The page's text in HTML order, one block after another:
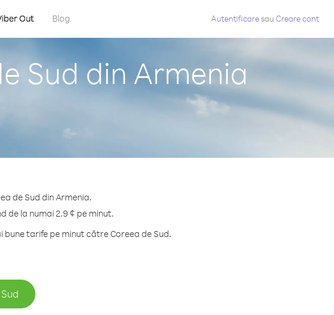
Out Blog Autentificaresau Creare cont
Sud din Armenia
de Sud din Armenia.
de la numai 2.9 ¢ pe minut.
tarife pe minut către Coreea de Sud.